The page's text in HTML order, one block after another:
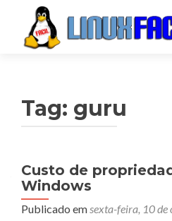
Tag: guru
Custo de
Windows
Publicado emsexta-feira, 10